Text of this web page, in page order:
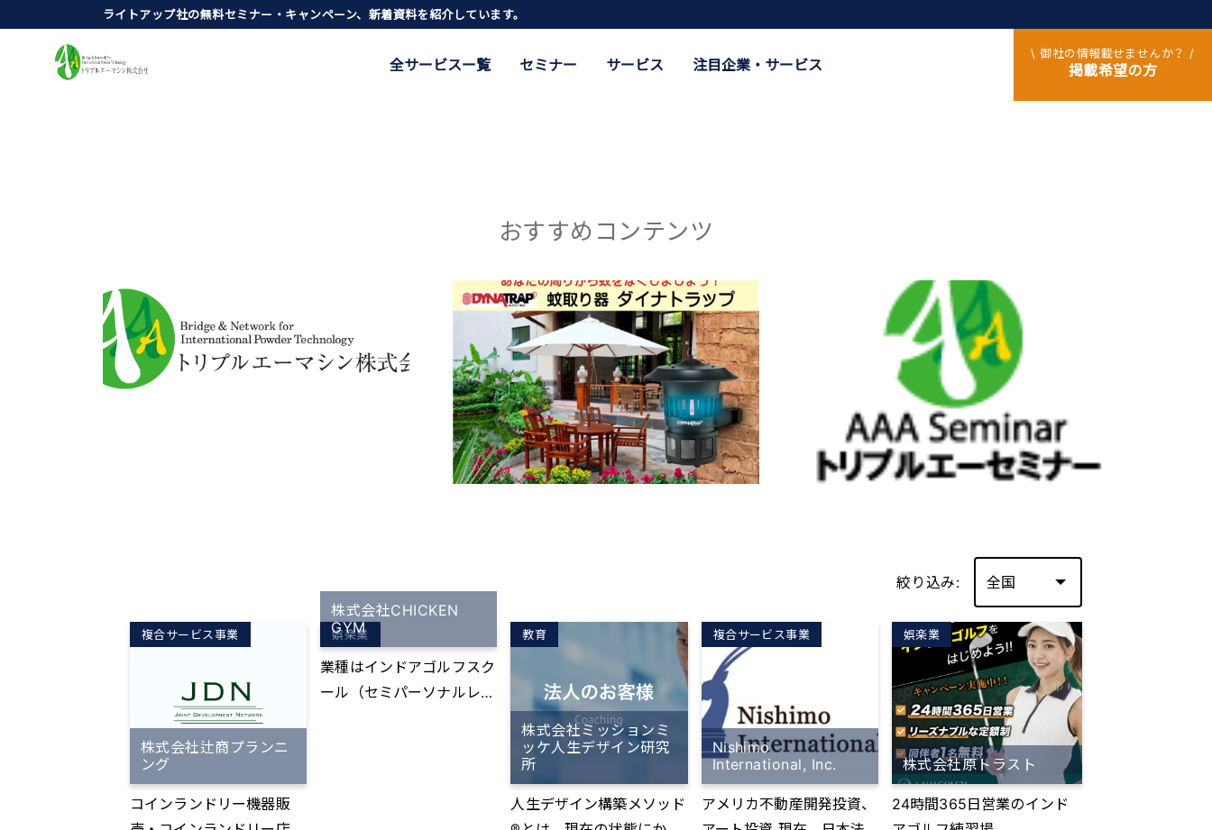
ライトアップ社の無料セミナー・キャンペーン、新着資料を紹介しています。
全サービスー覧 セミナー サービス 注目企業・サービス
\ 御社の情報載せませんか？ /
掲載希望の方
おすすめコンテンツ
絞り込み:
複合サービス事業
株式会社辻商プランニ
ング
コインランドリー機器販
娯楽業
株式会社CHICKEN
GYM
業種はインドアゴルフスク
ール（セミパーソナルレッ
教育
株式会社ミッションミ
ッケ人生デザイン研究
所
人生デザイン構築メソッド
複合サービス事業
Nishimo
International, Inc.
アメリカ不動産開発投資、
娯楽業
株式会社原トラスト
24時間365日営業のインド